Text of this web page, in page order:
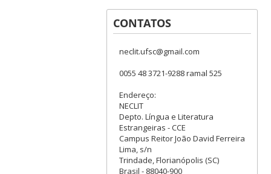
CONTATOS
neclit.ufsc@gmail.com
0055 48 3721-9288 ramal 525
Endereço:
NECLIT
Depto. Língua e Literatura
Estrangeiras - CCE
Campus Reitor João David Ferreira
Lima, s/n
Trindade, Florianópolis (SC)
Brasil - 88040-900